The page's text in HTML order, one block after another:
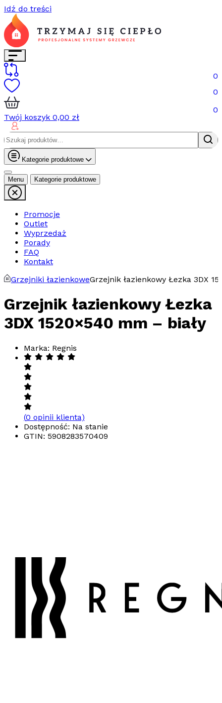
Idź do treści
0
0
0
Twój koszyk 0,00 zł
Szukaj:
Kategorie produktowe
Menu Kategorie produktowe
Promocje
Outlet
Wyprzedaż
Porady
FAQ
Kontakt
Grzejniki łazienkoweGrzejnik łazienkowy Łezka 3DX
Grzejnik łazienkowy Łezka
3DX 1520×540 mm – biały
Marka: Regnis
(0 opinii klienta)
Dostępność: Na stanie
GTIN: 5908283570409